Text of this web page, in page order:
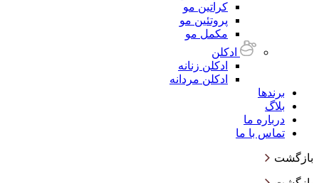
کراتین مو
پروتئین مو
مکمل مو
ادکلن
ادکلن زنانه
ادکلن مردانه
برندها
بلاگ
درباره ما
تماس با ما
بازگشت